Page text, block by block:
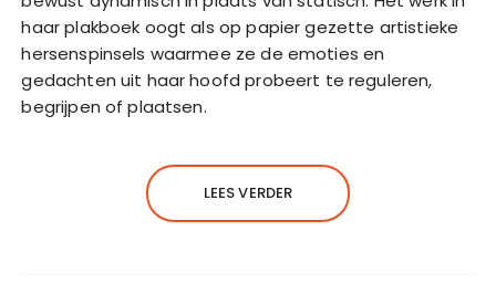
haar plakboek oogt als op papier gezette artistieke
hersenspinsels waarmee ze de emoties en
gedachten uit haar hoofd probeert te reguleren,
begrijpen of plaatsen.
LEES VERDER